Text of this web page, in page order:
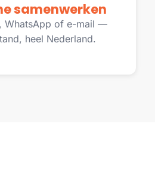
samenwerken
WhatsApp of e-mail —
heel Nederland.